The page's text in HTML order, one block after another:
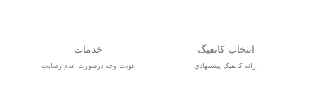
انتخاب کانفیگ
ارائه کانفیگ پیشنهادی
خدمات
عودت وجه درصورت عدم رضایت